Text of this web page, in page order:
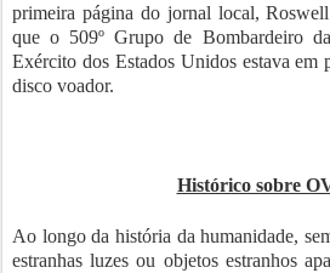
primeira página do jornal local,
que o 509º Grupo de Bombardeiro
Exército dos Estados Unidos estava em
disco voador.
Histórico sobre
Ao longo da história da humanidade,
estranhas luzes ou objetos estranhos